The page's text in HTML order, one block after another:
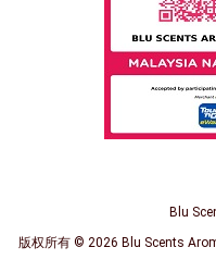
Blu
版权所有 © 2026 Blu Scents